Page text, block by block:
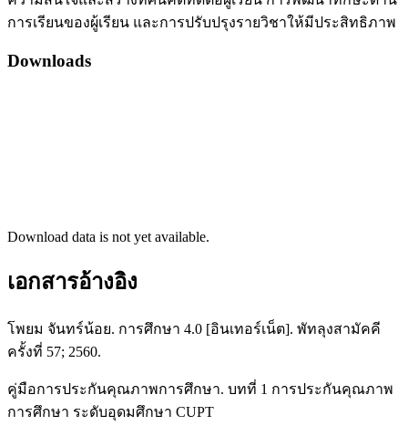
การเรียนของผู้เรียน และการปรับปรุงรายวิชาให้มีประสิทธิภาพ
Downloads
Download data is not yet available.
เอกสารอ้างอิง
โพยม จันทร์น้อย. การศึกษา 4.0 [อินเทอร์เน็ต]. พัทลุงสามัคคี
ครั้งที่ 57; 2560.
คู่มือการประกันคุณภาพการศึกษา. บทที่ 1 การประกันคุณภาพ
การศึกษา ระดับอุดมศึกษา CUPT